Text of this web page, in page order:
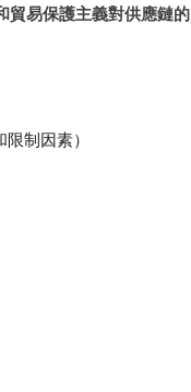
貿易保護主義對供應鏈的
制因素）